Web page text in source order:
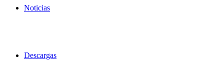
Noticias
Descargas